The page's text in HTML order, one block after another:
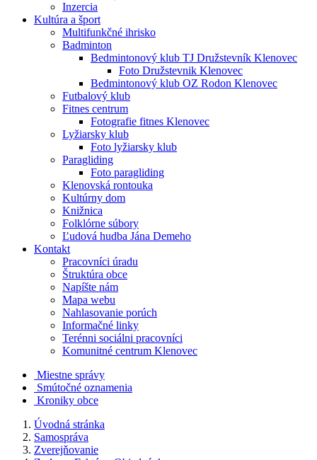
Inzercia
Kultúra a šport
Multifunkčné ihrisko
Badminton
Bedmintonový klub TJ Družstevník Klenovec
Foto Družstevnik Klenovec
Bedmintonový klub OZ Rodon Klenovec
Futbalový klub
Fitnes centrum
Fotografie fitnes Klenovec
Lyžiarsky klub
Foto lyžiarsky klub
Paragliding
Foto paragliding
Klenovská rontouka
Kultúrny dom
Knižnica
Folklórne súbory
Ľudová hudba Jána Demeho
Kontakt
Pracovníci úradu
Štruktúra obce
Napíšte nám
Mapa webu
Nahlasovanie porúch
Informačné linky
Terénni sociálni pracovníci
Komunitné centrum Klenovec
Miestne správy
Smútočné oznamenia
Kroniky obce
Úvodná stránka
Samospráva
Zverejňovanie